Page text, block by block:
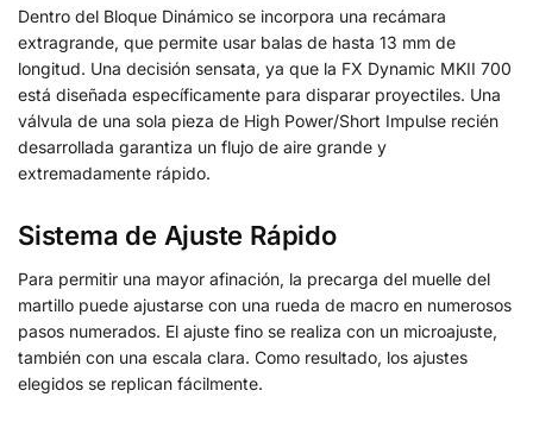
Dentro del Bloque Dinámico se incorpora una recámara
extragrande, que permite usar balas de hasta 13 mm de
longitud. Una decisión sensata, ya que la FX Dynamic MKII 700
está diseñada específicamente para disparar proyectiles. Una
válvula de una sola pieza de High Power/Short Impulse recién
desarrollada garantiza un flujo de aire grande y
extremadamente rápido.
Sistema de Ajuste Rápido
Para permitir una mayor afinación, la precarga del muelle del
martillo puede ajustarse con una rueda de macro en numerosos
pasos numerados. El ajuste fino se realiza con un microajuste,
también con una escala clara. Como resultado, los ajustes
elegidos se replican fácilmente.